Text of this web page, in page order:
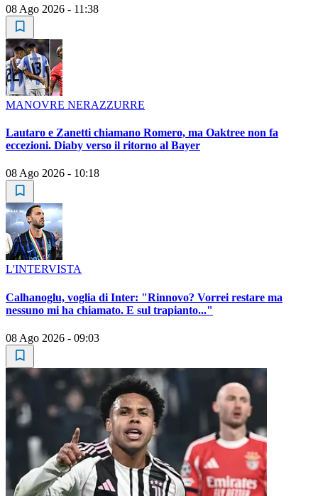
08 Ago 2026 - 11:38
MANOVRE NERAZZURRE
Lautaro e Zanetti chiamano Romero, ma Oaktree non fa
eccezioni. Diaby verso il ritorno al Bayer
08 Ago 2026 - 10:18
L'INTERVISTA
Calhanoglu, voglia di Inter: "Rinnovo? Vorrei restare ma
nessuno mi ha chiamato. E sul trapianto..."
08 Ago 2026 - 09:03